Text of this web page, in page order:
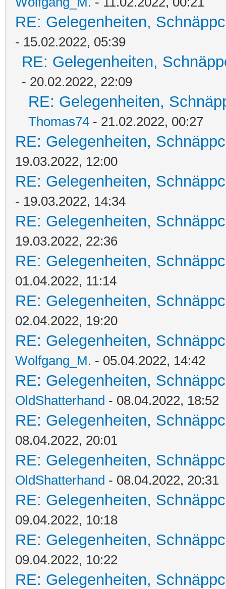
RE: Gelegenheiten,
- 15.02.2022, 05:39
RE: Gelegenheiten,
- 20.02.2022, 22:09
RE: Gelegenheiten,
Thomas74 - 21.02.2022, 00:27
RE: Gelegenheiten,
19.03.2022, 12:00
RE: Gelegenheiten,
- 19.03.2022, 14:34
RE: Gelegenheiten,
19.03.2022, 22:36
RE: Gelegenheiten,
01.04.2022, 11:14
RE: Gelegenheiten,
02.04.2022, 19:20
RE: Gelegenheiten,
Wolfgang_M. - 05.04.2022, 14:42
RE: Gelegenheiten,
OldShatterhand - 08.04.2022, 18:52
RE: Gelegenheiten,
08.04.2022, 20:01
RE: Gelegenheiten,
OldShatterhand - 08.04.2022, 20:31
RE: Gelegenheiten,
09.04.2022, 10:18
RE: Gelegenheiten,
09.04.2022, 10:22
RE: Gelegenheiten,